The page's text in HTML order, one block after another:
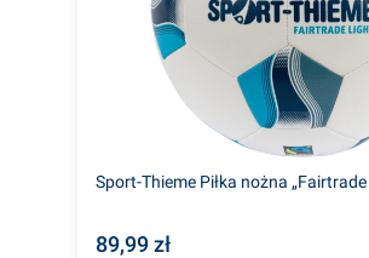
Sport-Thieme Piłka nożna
89,99 zł